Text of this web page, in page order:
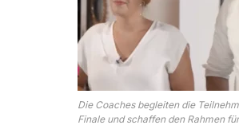
Die Coaches begleiten die
Finale und schaffen den Rahmen